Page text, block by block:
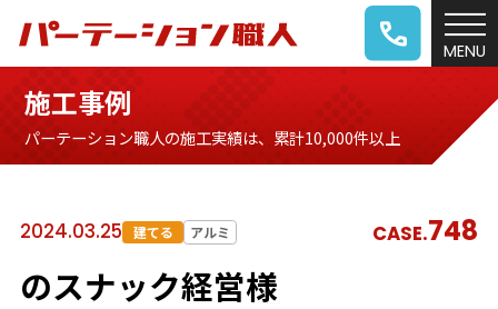
施工事例
パーテーション職人の施工実績は、累計10,000件以上
2024.03.25 建てる アルミ CASE.748
のスナック経営様